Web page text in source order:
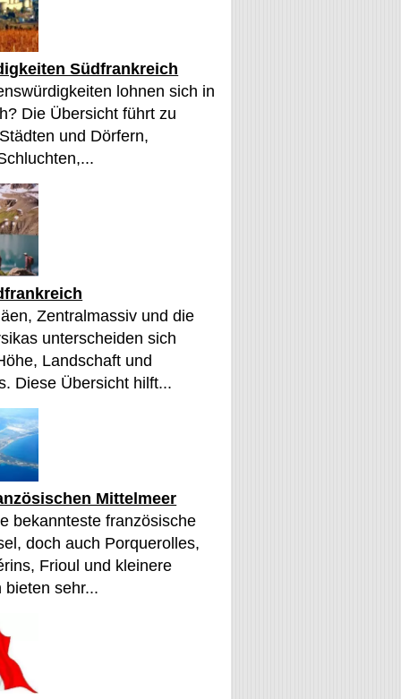
Südfrankreich
lohnen sich in
Die Übersicht führt zu
und Dörfern,
Zentralmassiv und die
unterscheiden sich
Landschaft und
Diese Übersicht hilft...
Mittelmeer
bekannteste französische
doch auch Porquerolles,
Frioul und kleinere
bieten sehr...